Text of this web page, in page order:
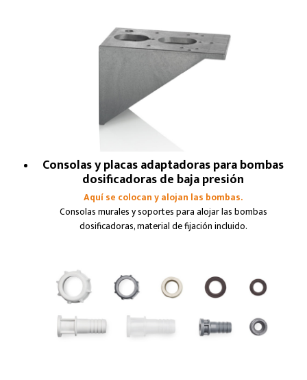
Consolas y placas adaptadoras para bombas
dosificadoras de baja presión
Aquí se colocan y alojan las bombas.
Consolas murales y soportes para alojar las bombas
dosificadoras, material de fijación incluido.